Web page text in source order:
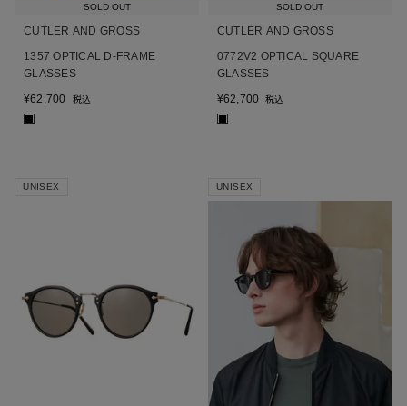
SOLD OUT
CUTLER AND GROSS
1357 OPTICAL D-FRAME
GLASSES
¥62,700 税込
SOLD OUT
CUTLER AND GROSS
0772V2 OPTICAL SQUARE
GLASSES
¥62,700 税込
UNISEX UNISEX